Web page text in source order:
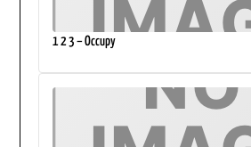
1 2 3 – Occupy